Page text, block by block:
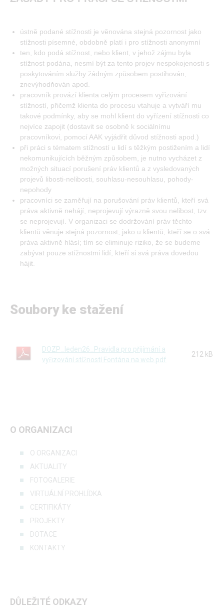
ústně podané stížnosti je věnována stejná pozornost jako
stížnosti písemné, obdobně platí i pro stížnosti anonymní
ten, kdo podá stížnost, nebo klient, v jehož zájmu byla
stížnost podána, nesmí být za tento projev nespokojenosti s
poskytováním služby žádným způsobem postihován,
znevýhodňován apod.
pracovník provází klienta celým procesem vyřizování
stížností, přičemž klienta do procesu vtahuje a vytváří mu
takové podmínky, aby se mohl klient do vyřízení stížnosti co
nejvíce zapojit (dostavit se osobně k sociálnímu
pracovníkovi, pomocí AAK vyjádřit důvod stížnosti apod.)
při práci s tématem stížností u lidí s těžkým postižením a lidí
nekomunikujících běžným způsobem, je nutno vycházet z
možných situací porušení práv klientů a z vysledovaných
projevů libosti-nelibosti, souhlasu-nesouhlasu, pohody-
nepohody
pracovníci se zaměřují na porušování práv klientů, kteří svá
práva aktivně nehájí, neprojevují výrazně svou nelibost, tzv.
se neprojevují. V organizaci se dodržování práv těchto
klientů věnuje stejná pozornost, jako u klientů, kteří se o svá
práva aktivně hlásí; tím se eliminuje riziko, že se budeme
zabývat pouze stížnostmi lidí, kteří si svá práva dovedou
hájit.
Soubory ke stažení
DOZP_leden26_Pravidla pro přijímání a
vyřizování stížností Fontána na web.pdf
212 kB
O ORGANIZACI
O ORGANIZACI
AKTUALITY
FOTOGALERIE
VIRTUÁLNÍ PROHLÍDKA
CERTIFIKÁTY
PROJEKTY
DOTACE
KONTAKTY
DŮLEŽITÉ ODKAZY